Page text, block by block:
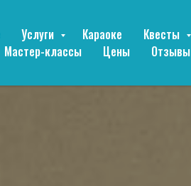
Услуги Караоке Квесты
Мастер-классы Цены Отзывы